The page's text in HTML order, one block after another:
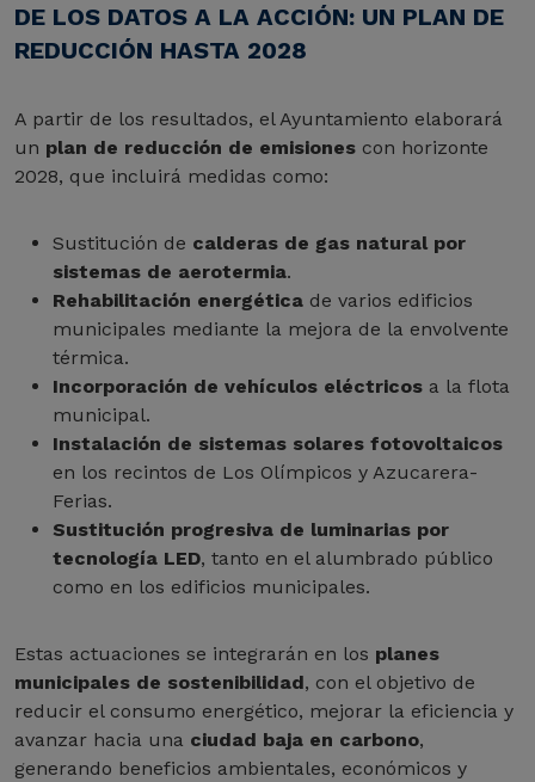
DE LOS DATOS A LA ACCIÓN: UN PLAN DE
REDUCCIÓN HASTA 2028
A partir de los resultados, el Ayuntamiento elaborará
un plan de reducción de emisiones con horizonte
2028, que incluirá medidas como:
Sustitución de calderas de gas natural por
sistemas de aerotermia.
Rehabilitación energética de varios edificios
municipales mediante la mejora de la envolvente
térmica.
Incorporación de vehículos eléctricos a la flota
municipal.
Instalación de sistemas solares fotovoltaicos
en los recintos de Los Olímpicos y Azucarera-
Ferias.
Sustitución progresiva de luminarias por
tecnología LED, tanto en el alumbrado público
como en los edificios municipales.
Estas actuaciones se integrarán en los planes
municipales de sostenibilidad, con el objetivo de
reducir el consumo energético, mejorar la eficiencia y
avanzar hacia una ciudad baja en carbono,
generando beneficios ambientales, económicos y